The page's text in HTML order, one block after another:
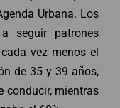
Urbana. Los
seguir patrones
vez menos el
de 35 y 39 años,
conducir, mientras